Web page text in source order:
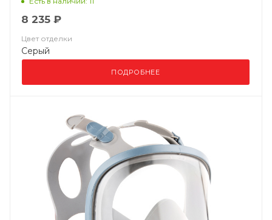
8 235 ₽
Цвет отделки
Серый
ПОДРОБНЕЕ